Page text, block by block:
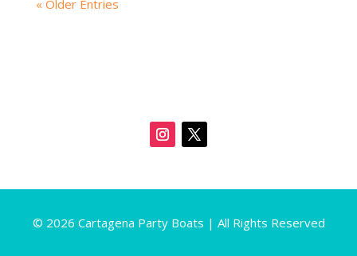
« Older Entries
© 2026 Cartagena Party Boats | All Rights Reserved